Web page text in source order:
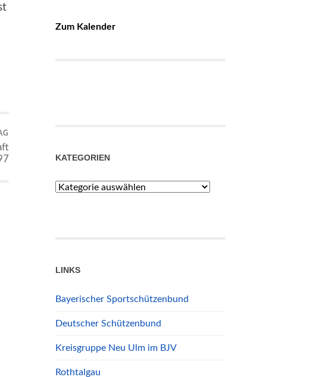
Zum Kalender
KATEGORIEN
Kategorien
LINKS
Bayerischer Sportschützenbund
Deutscher Schützenbund
Kreisgruppe Neu Ulm im BJV
Rothtalgau